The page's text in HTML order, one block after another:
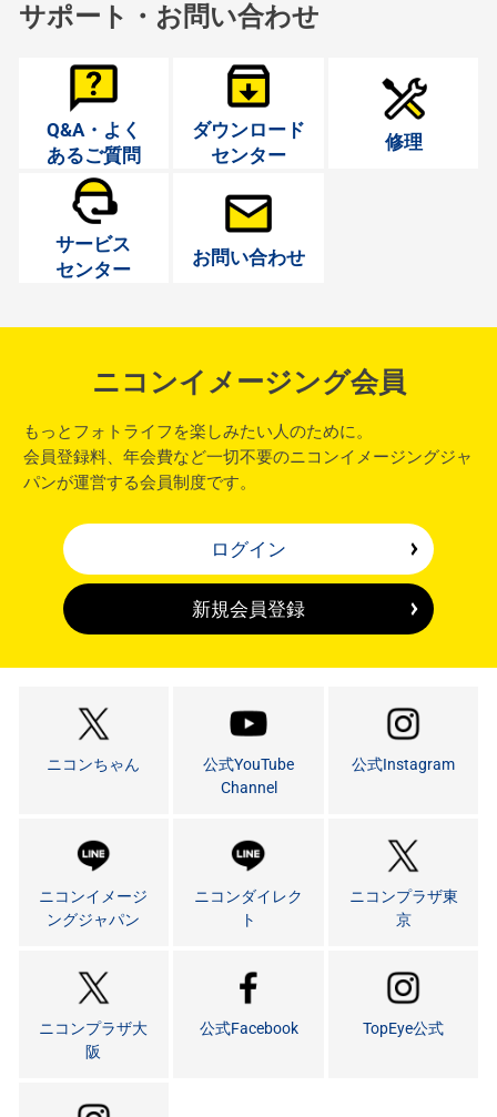
サポート・お問い合わせ
Q&A・よく
あるご質問
ダウンロード
センター
修理
サービス
センター
お問い合わせ
ニコンイメージング会員
もっとフォトライフを楽しみたい人のために。
会員登録料、年会費など一切不要のニコンイメージングジャ
パンが運営する会員制度です。
ログイン
新規会員登録
ニコンちゃん
公式YouTube
Channel
公式Instagram
ニコンイメージ
ングジャパン
ニコンダイレク
ト
ニコンプラザ東
京
ニコンプラザ大
阪
公式Facebook TopEye公式